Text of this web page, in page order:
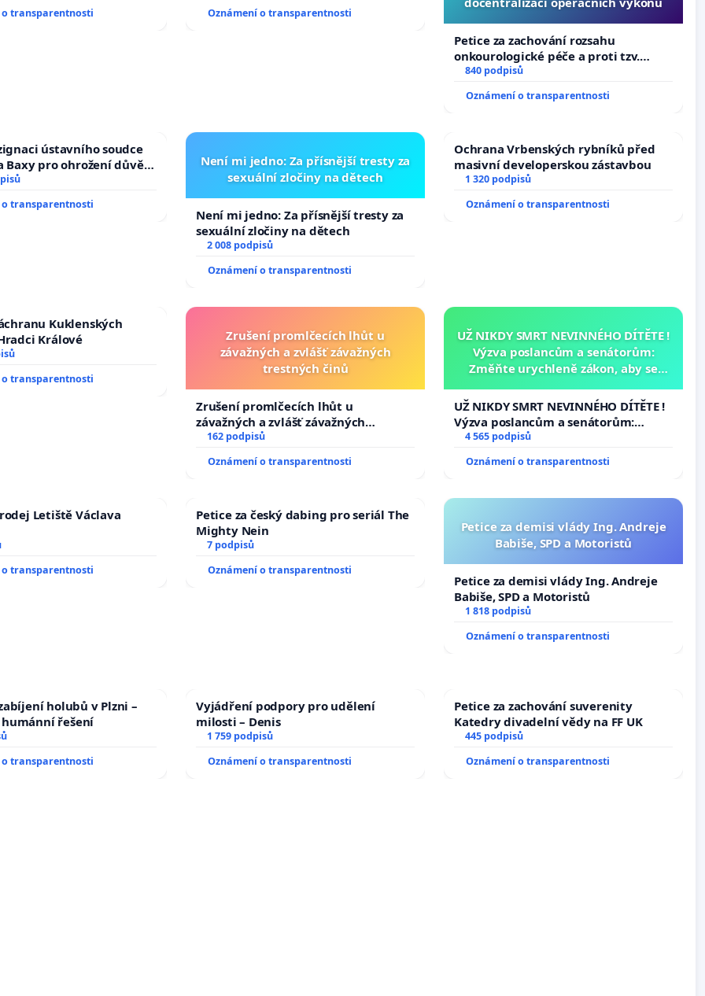
o transparentnosti
Oznámení o transparentnosti
Petice za zachování rozsahu
onkourologické péče a proti tzv.
docentralizaci operačních výkonů
840 podpisů
Oznámení o transparentnosti
ústavního soudce
Baxy pro ohrožení důvěry
proces
o transparentnosti
Není mi jedno: Za přísnější tresty za
sexuální zločiny na dětech
Není mi jedno: Za přísnější tresty za
sexuální zločiny na dětech
2 008 podpisů
Oznámení o transparentnosti
Ochrana Vrbenských rybníků před
masivní developerskou zástavbou
1 320 podpisů
Oznámení o transparentnosti
Kuklenských
Králové
o transparentnosti
Zrušení promlčecích lhůt u
závažných a zvlášť závažných
trestných činů
Zrušení promlčecích lhůt u
závažných a zvlášť závažných
trestných činů
162 podpisů
Oznámení o transparentnosti
UŽ NIKDY SMRT NEVINNÉHO DÍTĚTE !
Výzva poslancům a senátorům:
Změňte urychleně zákon, aby se
opakovat!
UŽ NIKDY SMRT NEVINNÉHO DÍTĚTE !
Výzva poslancům a senátorům:
Změňte urychleně zákon, aby se
opakovat!
4 565 podpisů
Oznámení o transparentnosti
Letiště Václava
o transparentnosti
Petice za český dabing pro seriál The
Mighty Nein
7 podpisů
Oznámení o transparentnosti
Petice za demisi vlády Ing. Andreje
Babiše, SPD a Motoristů
Petice za demisi vlády Ing. Andreje
Babiše, SPD a Motoristů
1 818 podpisů
Oznámení o transparentnosti
holubů v Plzni –
řešení
o transparentnosti
Vyjádření podpory pro udělení
milosti – Denis
1 759 podpisů
Oznámení o transparentnosti
Petice za zachování suverenity
Katedry divadelní vědy na FF UK
445 podpisů
Oznámení o transparentnosti